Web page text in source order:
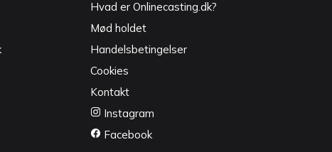
Hvad er Onlinecasting.dk?
Mød holdet
Handelsbetingelser
Cookies
Kontakt
Instagram
Facebook